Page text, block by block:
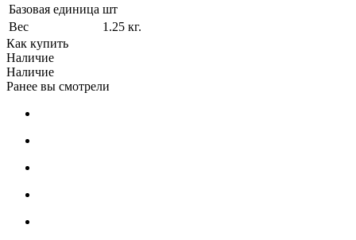
Базовая единица шт
Вес
1.25 кг.
Как купить
Наличие
Наличие
Ранее вы смотрели